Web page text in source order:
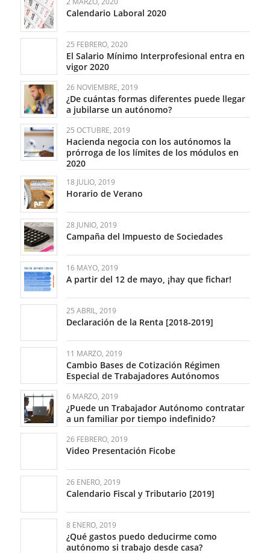
Calendario Laboral 2020
25 FEBRERO, 2020
El Salario Mínimo Interprofesional entra en
vigor 2020
26 NOVIEMBRE, 2019
¿De cuántas formas diferentes puede llegar
a jubilarse un autónomo?
25 OCTUBRE, 2019
Hacienda negocia con los autónomos la
prórroga de los límites de los módulos en
2020
18 JULIO, 2019
Horario de Verano
28 JUNIO, 2019
Campaña del Impuesto de Sociedades
16 MAYO, 2019
A partir del 12 de mayo, ¡hay que fichar!
25 ABRIL, 2019
Declaración de la Renta [2018-2019]
11 MARZO, 2019
Cambio Bases de Cotización Régimen
Especial de Trabajadores Autónomos
6 MARZO, 2019
¿Puede un Trabajador Autónomo contratar
a un familiar por tiempo indefinido?
26 FEBRERO, 2019
Video Presentación Ficobe
26 ENERO, 2019
Calendario Fiscal y Tributario [2019]
8 ENERO, 2019
¿Qué gastos puedo deducirme como
autónomo si trabajo desde casa?